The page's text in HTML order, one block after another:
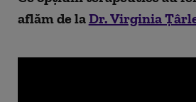
aflăm de laDr. Virginia